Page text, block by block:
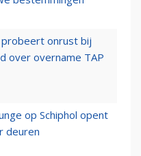
onrust bij
over overname TAP
op Schiphol opent
deuren